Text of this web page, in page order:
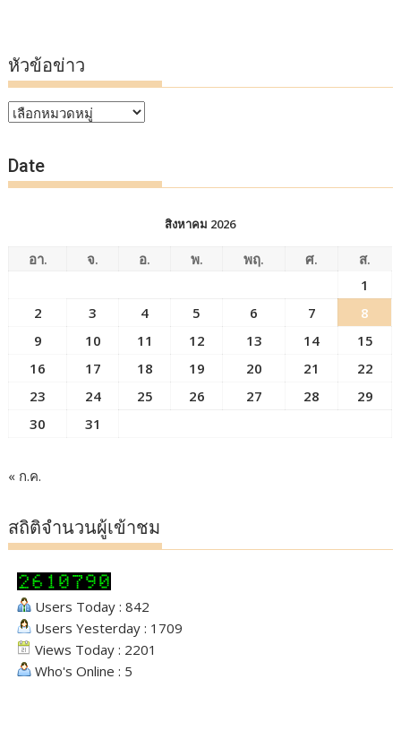
หัวข้อข่าว
หัวข้อ
Date
สิงหาคม 2026
อา. จ. อ. พ. พฤ. ศ.
ส.
1
2
3 4 5 6 7
8
9
10 11 12 13 14
15
16
17 18 19 20 21
22
23
24 25 26 27 28
29
30
31
« ก.ค.
สถิติจำนวนผู้เข้าชม
Users Today : 842
Users Yesterday : 1709
Views Today : 2201
Who's Online : 5